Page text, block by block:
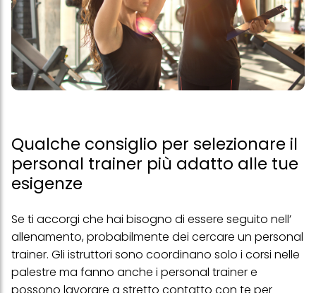
Qualche consiglio per selezionare il
personal trainer più adatto alle tue
esigenze
Se ti accorgi che hai bisogno di essere seguito nell’
allenamento, probabilmente dei cercare un personal
trainer. Gli istruttori sono coordinano solo i corsi nelle
palestre ma fanno anche i personal trainer e